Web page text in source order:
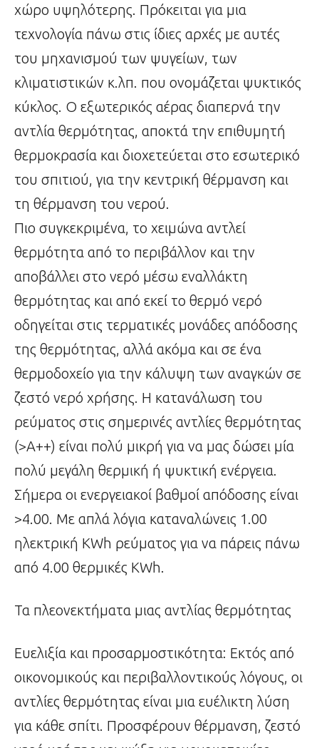
χώρο υψηλότερης. Πρόκειται για μια
τεχνολογία πάνω στις ίδιες αρχές με αυτές
του μηχανισμού των ψυγείων, των
κλιματιστικών κ.λπ. που ονομάζεται ψυκτικός
κύκλος. Ο εξωτερικός αέρας διαπερνά την
αντλία θερμότητας, αποκτά την επιθυμητή
θερμοκρασία και διοχετεύεται στο εσωτερικό
του σπιτιού, για την κεντρική θέρμανση και
τη θέρμανση του νερού.
Πιο συγκεκριμένα, το χειμώνα αντλεί
θερμότητα από το περιβάλλον και την
αποβάλλει στο νερό μέσω εναλλάκτη
θερμότητας και από εκεί το θερμό νερό
οδηγείται στις τερματικές μονάδες απόδοσης
της θερμότητας, αλλά ακόμα και σε ένα
θερμοδοχείο για την κάλυψη των αναγκών σε
ζεστό νερό χρήσης. Η κατανάλωση του
ρεύματος στις σημερινές αντλίες θερμότητας
(>Α++) είναι πολύ μικρή για να μας δώσει μία
πολύ μεγάλη θερμική ή ψυκτική ενέργεια.
Σήμερα οι ενεργειακοί βαθμοί απόδοσης είναι
>4.00. Με απλά λόγια καταναλώνεις 1.00
ηλεκτρική KWh ρεύματος για να πάρεις πάνω
από 4.00 θερμικές KWh.
Τα πλεονεκτήματα μιας αντλίας θερμότητας
Ευελιξία και προσαρμοστικότητα: Εκτός από
οικονομικούς και περιβαλλοντικούς λόγους, οι
αντλίες θερμότητας είναι μια ευέλικτη λύση
για κάθε σπίτι. Προσφέρουν θέρμανση, ζεστό